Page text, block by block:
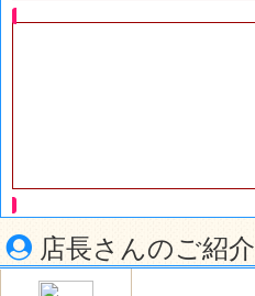
店長さんのご紹介